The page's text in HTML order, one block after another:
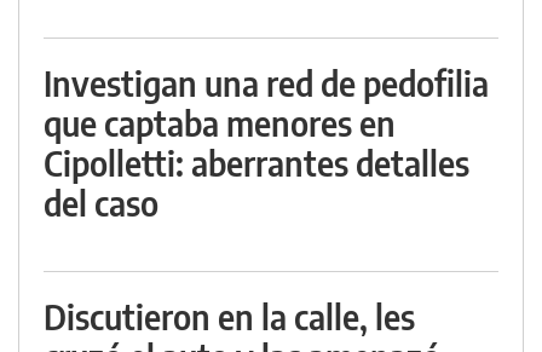
Investigan una red de pedofilia
que captaba menores en
Cipolletti: aberrantes detalles
del caso
Discutieron en la calle, les